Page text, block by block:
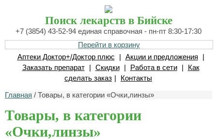
Поиск лекарств в Бийске
+7 (3854) 43-52-94 единая справочная - пн-пт 8:30-17:30
Перейти в корзину
Аптеки Доктор+/Доктор плюс
| Акции и предложения
|
Заказать препарат
| Скидки | Работа в сети |
Как
сделать заказ | Контакты
Главная / Товары, в категории «Очки,линзы»
Товары, в категории
«Очки,линзы»